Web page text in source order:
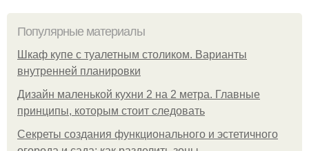
Популярные материалы
Шкаф купе с туалетным столиком. Варианты
внутренней планировки
Дизайн маленькой кухни 2 на 2 метра. Главные
принципы, которым стоит следовать
Секреты создания функционального и эстетичного